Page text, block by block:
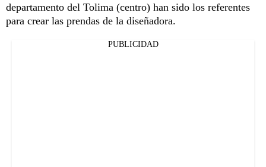
departamento del Tolima (centro) han sido los referentes
para crear las prendas de la diseñadora.
PUBLICIDAD